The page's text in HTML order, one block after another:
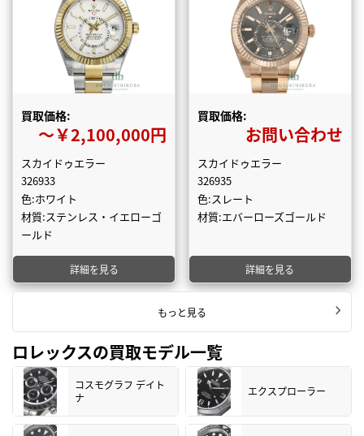
買取価格:
〜￥2,100,000円
スカイドゥエラー
326933
色:ホワイト
材質:ステンレス・イエローゴ
ールド
詳細を見る
買取価格:
お問い合わせ
スカイドゥエラー
326935
色:スレート
材質:エバーローズゴールド
詳細を見る
もっと見る
ロレックスの買取モデル一覧
コスモグラフ デイト
ナ
エクスプローラー